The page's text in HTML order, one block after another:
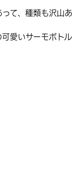
て、種類も沢山
愛いサーモボト